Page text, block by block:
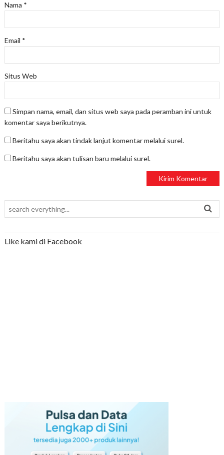
Nama *
Email *
Situs Web
Simpan nama, email, dan situs web saya pada peramban ini untuk
komentar saya berikutnya.
Beritahu saya akan tindak lanjut komentar melalui surel.
Beritahu saya akan tulisan baru melalui surel.
Like kami di Facebook